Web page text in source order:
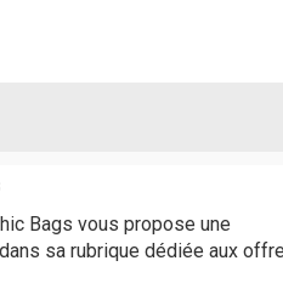
Bags vous propose une
sa rubrique dédiée aux